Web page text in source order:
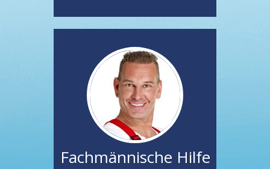
Fachmännische Hilfe